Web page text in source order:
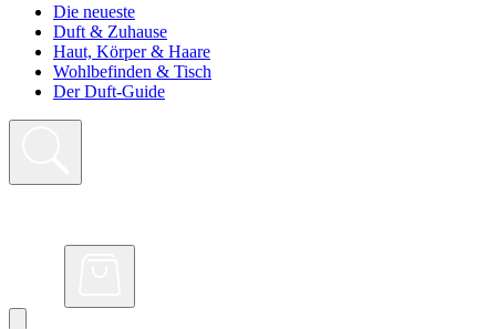
Die neueste
Duft & Zuhause
Haut, Körper & Haare
Wohlbefinden & Tisch
Der Duft-Guide